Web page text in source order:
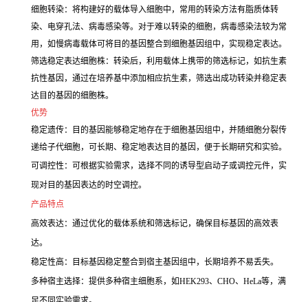
细胞转染：将构建好的载体导入细胞中，常用的转染方法有脂质体转
染、电穿孔法、病毒感染等。对于难以转染的细胞，病毒感染法较为常
用，如慢病毒载体可将目的基因整合到细胞基因组中，实现稳定表达。
筛选稳定表达细胞株：转染后，利用载体上携带的筛选标记，如抗生素
抗性基因，通过在培养基中添加相应抗生素，筛选出成功转染并稳定表
达目的基因的细胞株。
优势
稳定遗传：目的基因能够稳定地存在于细胞基因组中，并随细胞分裂传
递给子代细胞，可长期、稳定地表达目的基因，便于长期研究和实验。
可调控性：可根据实验需求，选择不同的诱导型启动子或调控元件，实
现对目的基因表达的时空调控。
产品特点
高效表达：通过优化的载体系统和筛选标记，确保目标基因的高效表
达。
稳定性高：目标基因稳定整合到宿主基因组中，长期培养不易丢失。
多种宿主选择：提供多种宿主细胞系，如HEK293、CHO、HeLa等，满